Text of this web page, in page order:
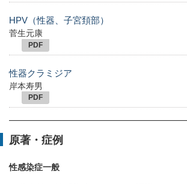
HPV（性器、子宮頚部）
菅生元康
PDF
性器クラミジア
岸本寿男
PDF
原著・症例
性感染症一般